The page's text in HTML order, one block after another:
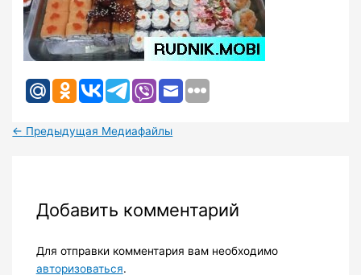
← Предыдущая Медиафайлы
Добавить комментарий
Для отправки комментария вам необходимо
авторизоваться.